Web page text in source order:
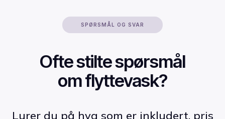
SPØRSMÅL OG SVAR
Ofte stilte spørsmål
om flyttevask?
Lurer du på hva som er inkludert, pris